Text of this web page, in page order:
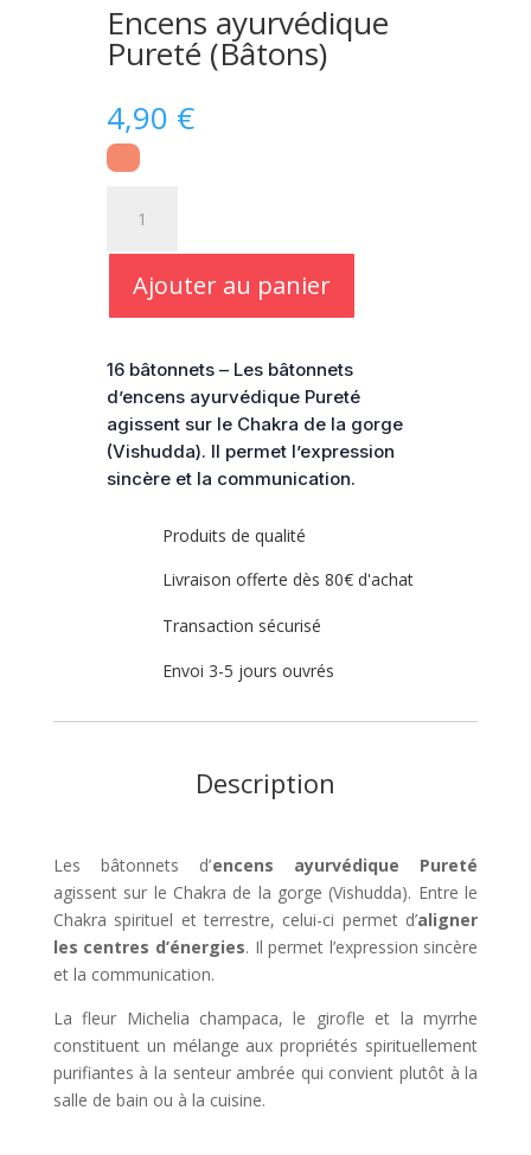
Encens ayurvédique
Pureté (Bâtons)
4,90 €
Encens
ayurvédique
Ajouter au panier
16 bâtonnets – Les bâtonnets
d’encens ayurvédique Pureté
agissent sur le Chakra de la gorge
(Vishudda). Il permet l’expression
sincère et la communication.
Produits de qualité
Livraison offerte dès 80€ d'achat
Transaction sécurisé
Envoi 3-5 jours ouvrés
Description
Les bâtonnets d’encens ayurvédique Pureté
agissent sur le Chakra de la gorge (Vishudda). Entre le
Chakra spirituel et terrestre, celui-ci permet d’aligner
les centres d’énergies. Il permet l’expression sincère
et la communication.
La fleur Michelia champaca, le girofle et la myrrhe
constituent un mélange aux propriétés spirituellement
purifiantes à la senteur ambrée qui convient plutôt à la
salle de bain ou à la cuisine.